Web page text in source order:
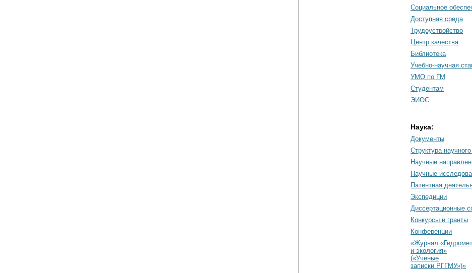
Социальное
Доступная среда
Трудоустройство
Центр качества
Библиотека
Учебно-научная
УМО по ГМ
Студентам
ЭИОС
Наука:
Документы
Cтруктура
Научные
Научные
Патентная
Экспедиции
Диссертационные
Конкурсы и гранты
Конференции
«Журнал
и экология»
(«Ученые
записки РГГМУ»)»